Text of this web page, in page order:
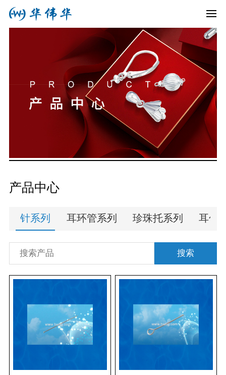
产品中心
针系列 耳环管系列 珍珠托系列 耳勾
搜索